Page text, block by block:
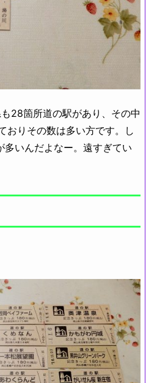
28箇所道の駅があり、その中
おりその数は多い方です。し
いんだよなー。遠すぎてい